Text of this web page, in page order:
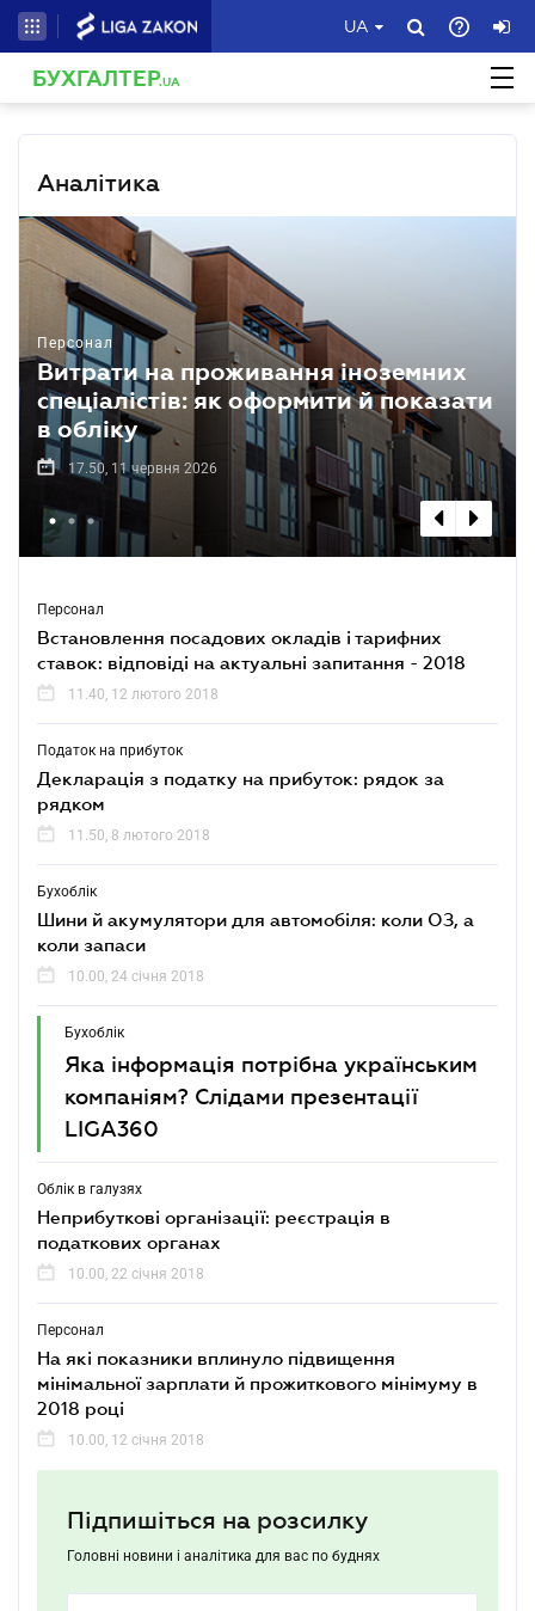
UA
БУХГАЛТЕР.UA
Аналітика
Персонал
Витрати на проживання іноземних
спеціалістів: як оформити й показати
в обліку
17.50, 11 червня 2026
Персонал
Встановлення посадових окладів і тарифних
ставок: відповіді на актуальні запитання - 2018
11.40, 12 лютого 2018
Податок на прибуток
Декларація з податку на прибуток: рядок за
рядком
11.50, 8 лютого 2018
Бухоблік
Шини й акумулятори для автомобіля: коли ОЗ, а
коли запаси
10.00, 24 січня 2018
Бухоблік
Яка інформація потрібна українським
компаніям? Слідами презентації
LIGA360
Облік в галузях
Неприбуткові організації: реєстрація в
податкових органах
10.00, 22 січня 2018
Персонал
На які показники вплинуло підвищення
мінімальної зарплати й прожиткового мінімуму в
2018 році
10.00, 12 січня 2018
Підпишіться на розсилку
Головні новини і аналітика для вас по буднях